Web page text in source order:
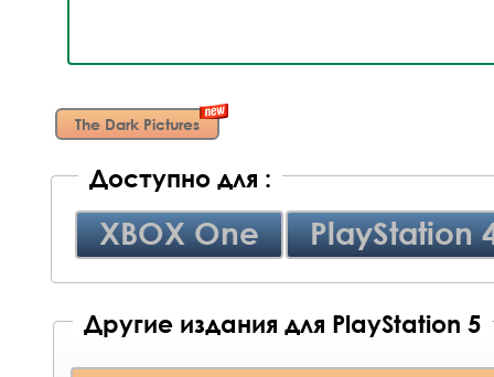
The Dark Pictures
Доступно для :
XBOX One PlayStation
Другие издания для PlayStation 5